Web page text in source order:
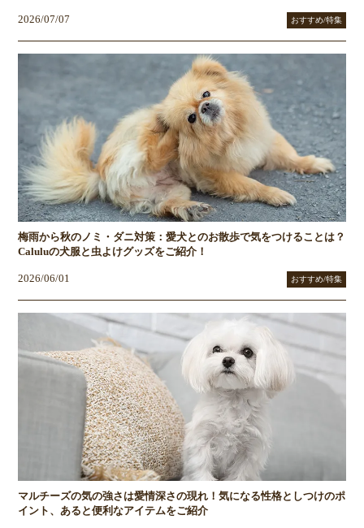
2026/07/07 おすすめ/特集
梅雨から秋のノミ・ダニ対策：愛犬とのお散歩で気をつけることは？
Caluluの犬服と虫よけグッズをご紹介！
2026/06/01 おすすめ/特集
マルチーズの気の強さは愛情深さの現れ！気になる性格としつけのポ
イント、あると便利なアイテムをご紹介